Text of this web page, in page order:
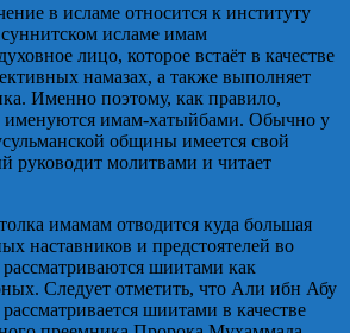
в исламе относится к институту
исламе имам
лицо, которое встаёт в качестве
намазах, а также выполняет
Именно поэтому, как правило,
именуются имам-хатыйбами. Обычно у
общины имеется свой
руководит молитвами и читает
имамам отводится куда большая
наставников и предстоятелей во
шиитами как
Следует отметить, что Али ибн Абу
шиитами в качестве